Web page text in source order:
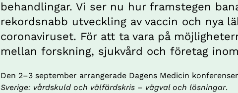
behandlingar. Vi ser nu hur framstegen
rekordsnabb utveckling av vaccin och nya
coronaviruset. För att ta vara på
mellan forskning, sjukvård och företag
Den 2–3 september arrangerade Dagens Medicin
Sverige: vårdskuld och välfärdskris – vägval och lösningar.